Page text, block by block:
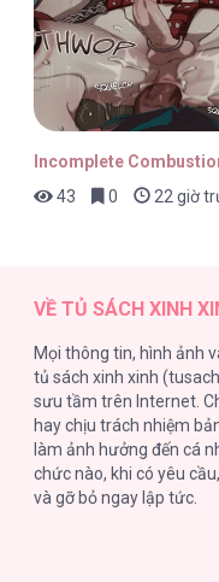
Incomplete
43
0 22 giờ
VỀ TỦ SÁCH XINH
Mọi thông tin, hình ảnh
tủ sách xinh xinh
sưu tầm trên Internet.
hay chịu trách nhiệm
làm ảnh hưởng đến cá
chức nào, khi có yêu
và gỡ bỏ ngay lập tức.